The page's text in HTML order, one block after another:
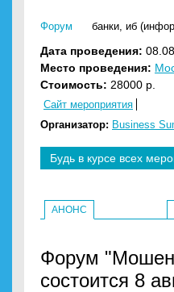
Форум банки, иб
Дата проведения:
Место проведения:
Стоимость: 28000 р.
Сайт мероприятия
Организатор: Business
Будь в курсе всех
АНОНС
Форум
состоится 8